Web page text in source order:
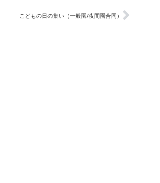
こどもの日の集い（一般園/夜間園合同）